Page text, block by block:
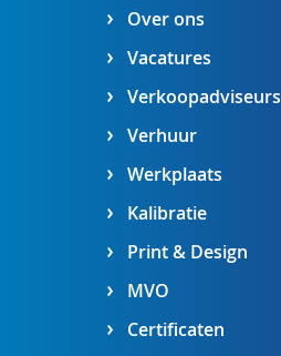
Over ons
Vacatures
Verkoopadviseurs
Verhuur
Werkplaats
Kalibratie
Print & Design
MVO
Certificaten